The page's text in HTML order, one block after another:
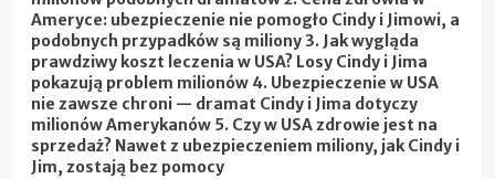
Ameryce: ubezpieczenie nie pomogło Cindy i Jimowi, a
podobnych przypadków są miliony 3. Jak wygląda
prawdziwy koszt leczenia w USA? Losy Cindy i Jima
pokazują problem milionów 4. Ubezpieczenie w USA
nie zawsze chroni — dramat Cindy i Jima dotyczy
milionów Amerykanów 5. Czy w USA zdrowie jest na
sprzedaż? Nawet z ubezpieczeniem miliony, jak Cindy i
Jim, zostają bez pomocy